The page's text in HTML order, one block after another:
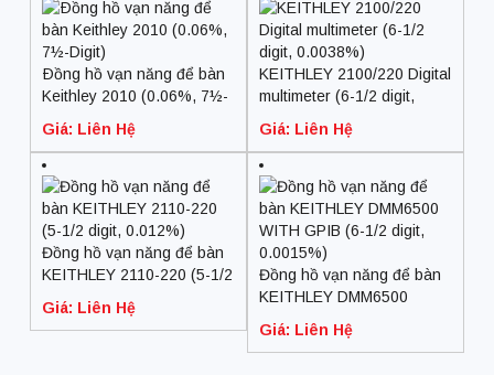
Ðồng hồ vạn năng để bàn
Keithley 2010 (0.06%, 7½-
Giá: Liên Hệ
KEITHLEY 2100/220 Digital
multimeter (6-1/2 digit,
Giá: Liên Hệ
Đồng hồ vạn năng để bàn
KEITHLEY 2110-220 (5-1/2
Giá: Liên Hệ
Đồng hồ vạn năng để bàn
KEITHLEY DMM6500
0.0015%)
Giá: Liên Hệ